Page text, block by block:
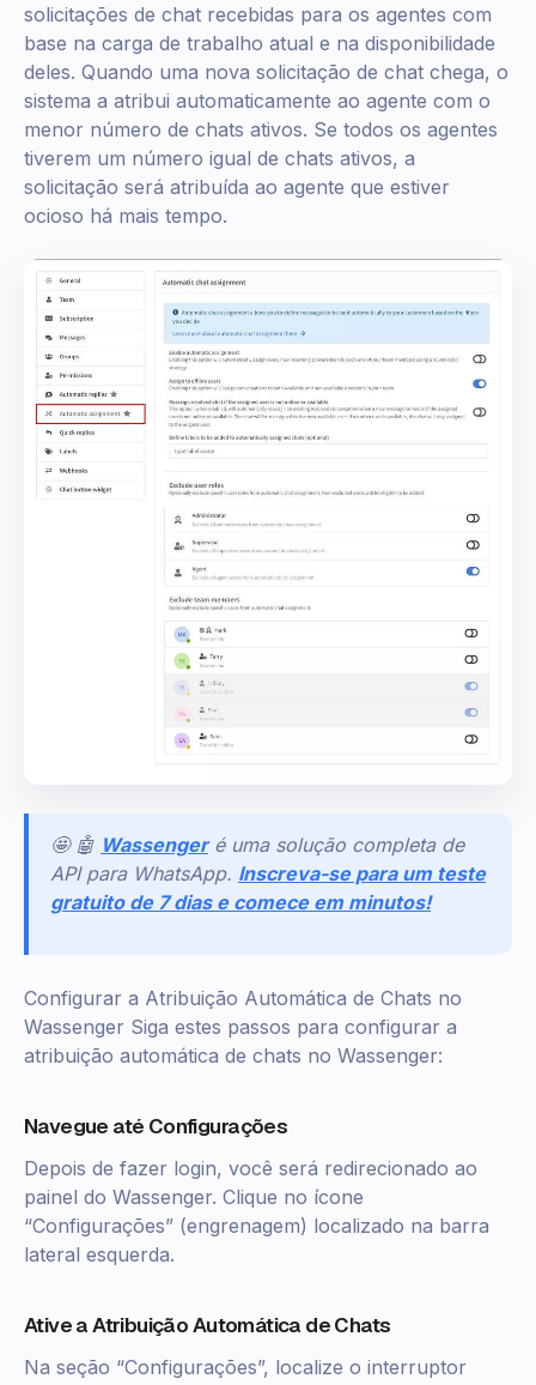
solicitações de chat recebidas para os agentes com
base na carga de trabalho atual e na disponibilidade
deles. Quando uma nova solicitação de chat chega, o
sistema a atribui automaticamente ao agente com o
menor número de chats ativos. Se todos os agentes
tiverem um número igual de chats ativos, a
solicitação será atribuída ao agente que estiver
ocioso há mais tempo.
🤩 🤖 Wassenger é uma solução completa de
API para WhatsApp. Inscreva-se para um teste
gratuito de 7 dias e comece em minutos!
Configurar a Atribuição Automática de Chats no
Wassenger Siga estes passos para configurar a
atribuição automática de chats no Wassenger:
Navegue até Configurações
Depois de fazer login, você será redirecionado ao
painel do Wassenger. Clique no ícone
“Configurações” (engrenagem) localizado na barra
lateral esquerda.
Ative a Atribuição Automática de Chats
Na seção “Configurações”, localize o interruptor